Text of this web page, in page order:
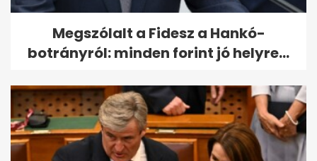
Megszólalt a Fidesz a Hankó-
botrányról: minden forint jó helyre...